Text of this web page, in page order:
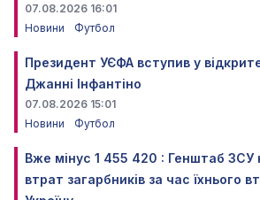
07.08.2026 16:01
Новини
Футбол
Президент УЄФА вступив у
Джанні Інфантіно
07.08.2026 15:01
Новини
Футбол
Вже мінус 1 455 420 : Генштаб ЗСУ
втрат загарбників за час їхнього